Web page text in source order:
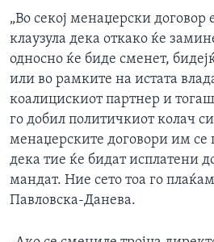
„Во секој менаџерски договор
клаузула дека откако ќе
односно ќе биде сменет,
или во рамките на истата
коалицискиот партнер и
го добил политичкиот колач
менаџерските договори им се
дека тие ќе бидат исплатени
мандат. Ние сето тоа го
Павловска-Данева.